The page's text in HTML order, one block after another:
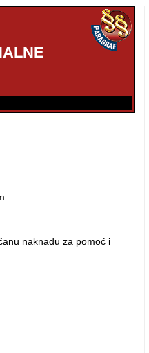
naknadu za pomoć i